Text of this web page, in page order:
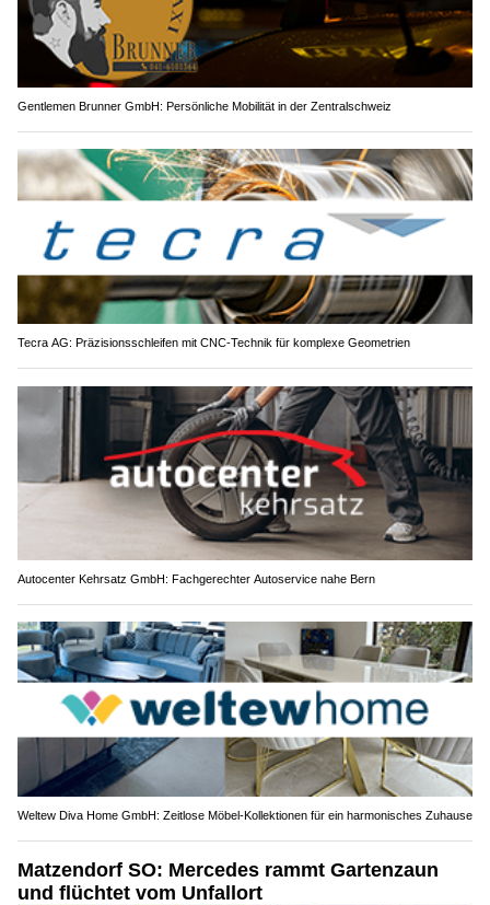
Gentlemen Brunner GmbH: Persönliche Mobilität in der Zentralschweiz
Tecra AG: Präzisionsschleifen mit CNC-Technik für komplexe Geometrien
Autocenter Kehrsatz GmbH: Fachgerechter Autoservice nahe Bern
Weltew Diva Home GmbH: Zeitlose Möbel-Kollektionen für ein harmonisches Zuhause
Matzendorf SO: Mercedes rammt Gartenzaun
und flüchtet vom Unfallort